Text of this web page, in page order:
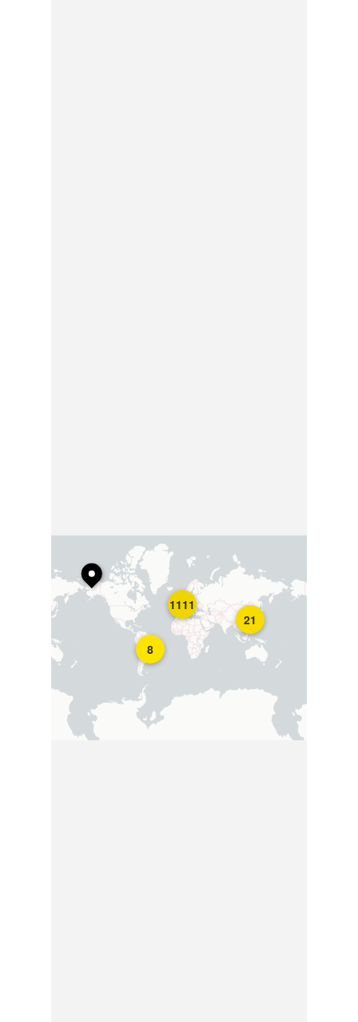
8
21
1111